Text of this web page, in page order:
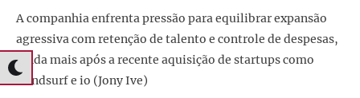
A companhia enfrenta pressão para equilibrar expansão
agressiva com retenção de talento e controle de despesas,
ainda mais após a recente aquisição de startups como
Windsurf e io (Jony Ive)